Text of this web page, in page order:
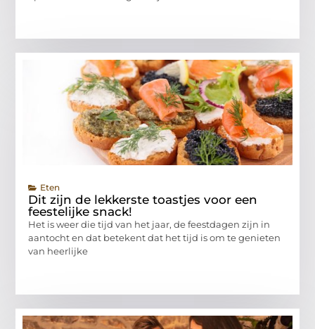
Eten
Dit zijn de lekkerste toastjes voor een
feestelijke snack!
Het is weer die tijd van het jaar, de feestdagen zijn in
aantocht en dat betekent dat het tijd is om te genieten
van heerlijke